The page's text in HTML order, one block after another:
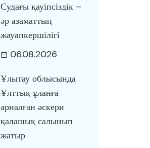
Судағы қауіпсіздік –
әр азаматтың
жауапкершілігі
06.08.2026
Ұлытау облысында
Ұлттық ұланға
арналған әскери
қалашық салынып
жатыр